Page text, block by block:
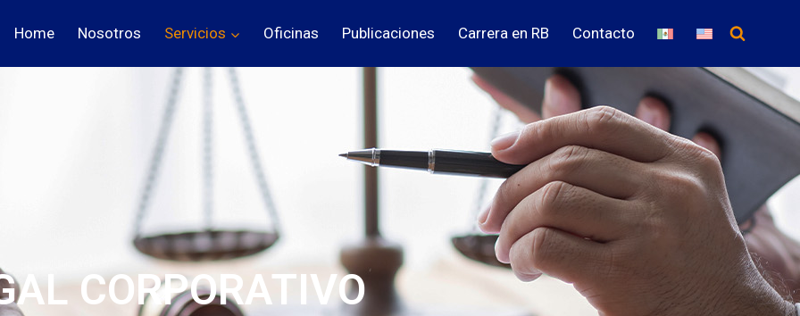
Home Nosotros Servicios Oficinas Publicaciones Carrera en RB Contacto
CORPORATIVO